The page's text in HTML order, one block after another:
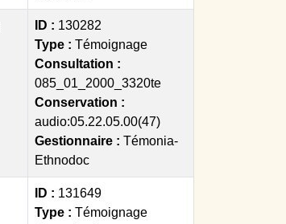
ID : 130282
Type : Témoignage
Consultation :
085_01_2000_3320te
Conservation :
audio:05.22.05.00(47)
Gestionnaire : Témonia-
Ethnodoc
ID : 131649
Type : Témoignage